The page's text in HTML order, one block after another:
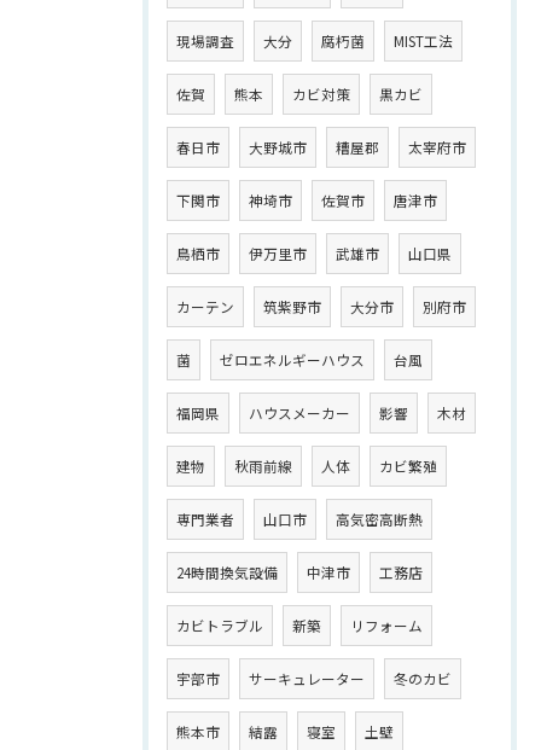
現場調査 大分 腐朽菌 MIST工法
佐賀 熊本 カビ対策 黒カビ
春日市 大野城市 糟屋郡 太宰府市
下関市 神埼市 佐賀市 唐津市
鳥栖市 伊万里市 武雄市 山口県
カーテン 筑紫野市 大分市 別府市
菌 ゼロエネルギーハウス 台風
福岡県 ハウスメーカー 影響 木材
建物 秋雨前線 人体 カビ繁殖
専門業者 山口市 高気密高断熱
24時間換気設備 中津市 工務店
カビトラブル 新築 リフォーム
宇部市 サーキュレーター 冬のカビ
熊本市 結露 寝室 土壁